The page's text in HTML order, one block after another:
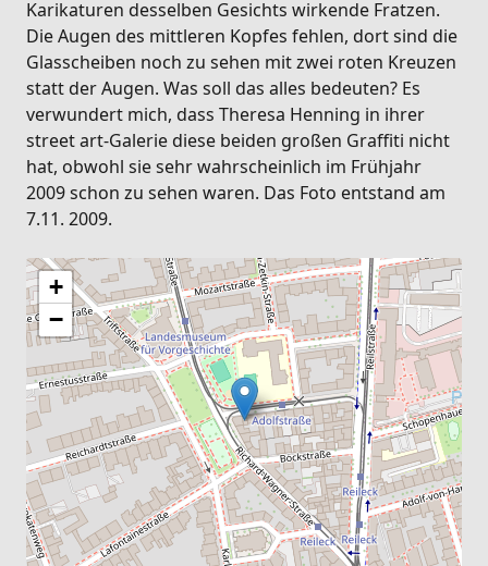
Karikaturen desselben Gesichts wirkende Fratzen.
Die Augen des mittleren Kopfes fehlen, dort sind die
Glasscheiben noch zu sehen mit zwei roten Kreuzen
statt der Augen. Was soll das alles bedeuten? Es
verwundert mich, dass Theresa Henning in ihrer
street art-Galerie diese beiden großen Graffiti nicht
hat, obwohl sie sehr wahrscheinlich im Frühjahr
2009 schon zu sehen waren. Das Foto entstand am
7.11. 2009.
+
−